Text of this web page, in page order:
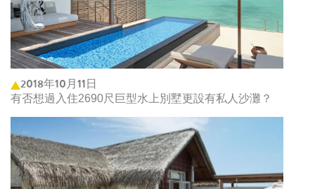
2018年10月11日
有否想過入住2690尺巨型水上別墅更設有私人沙灘？